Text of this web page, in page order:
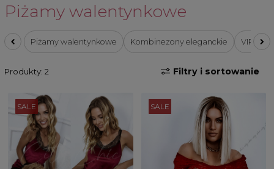
Piżamy walentynkowe
Piżamy walentynkowe Kombinezony eleganckie VIRAL:
Produkty: 2 Filtry i sortowanie
SALE SALE